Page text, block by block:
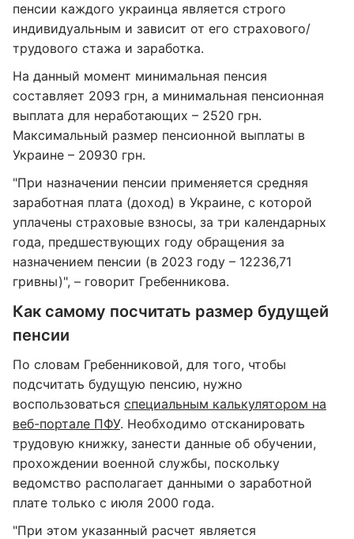
пенсии каждого украинца является строго
индивидуальным и зависит от его страхового/
трудового стажа и заработка.
На данный момент минимальная пенсия
составляет 2093 грн, а минимальная пенсионная
выплата для неработающих – 2520 грн.
Максимальный размер пенсионной выплаты в
Украине – 20930 грн.
"При назначении пенсии применяется средняя
заработная плата (доход) в Украине, с которой
уплачены страховые взносы, за три календарных
года, предшествующих году обращения за
назначением пенсии (в 2023 году – 12236,71
гривны)", – говорит Гребенникова.
Как самому посчитать размер будущей
пенсии
По словам Гребенниковой, для того, чтобы
подсчитать будущую пенсию, нужно
воспользоваться специальным калькулятором на
веб-портале ПФУ. Необходимо отсканировать
трудовую книжку, занести данные об обучении,
прохождении военной службы, поскольку
ведомство располагает данными о заработной
плате только с июля 2000 года.
"При этом указанный расчет является